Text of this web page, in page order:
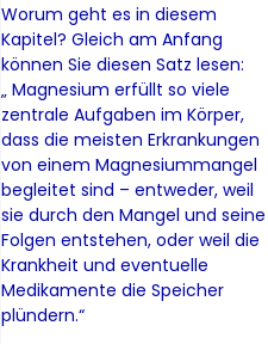
Worum geht es in diesem
Kapitel? Gleich am Anfang
können Sie diesen Satz lesen:
„ Magnesium erfüllt so viele
zentrale Aufgaben im Körper,
dass die meisten Erkrankungen
von einem Magnesiummangel
begleitet sind – entweder, weil
sie durch den Mangel und seine
Folgen entstehen, oder weil die
Krankheit und eventuelle
Medikamente die Speicher
plündern.“